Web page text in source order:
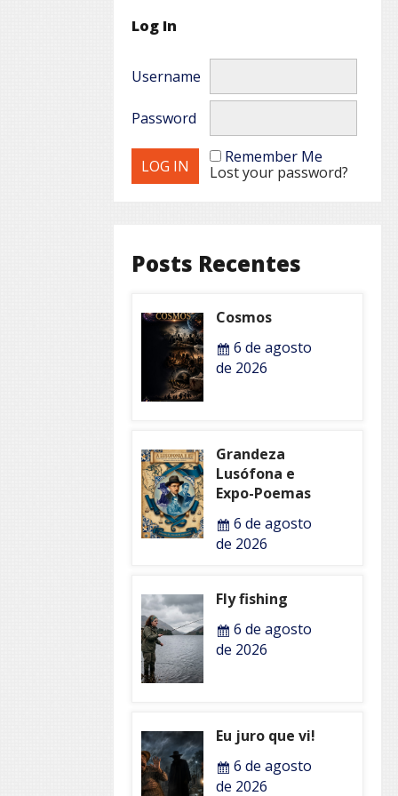
Log In
Username
Password
Remember Me
Lost your password?
Posts Recentes
Cosmos
6 de agosto
de 2026
Grandeza
Lusófona e
Expo-Poemas
6 de agosto
de 2026
Fly fishing
6 de agosto
de 2026
Eu juro que vi!
6 de agosto
de 2026